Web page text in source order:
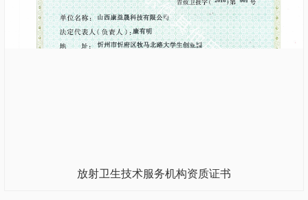
放射卫生技术服务机构资质证书